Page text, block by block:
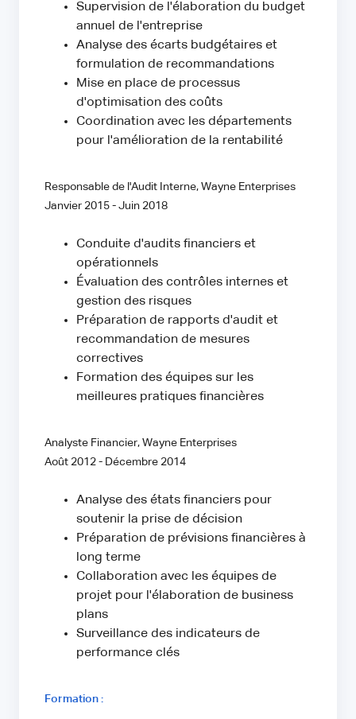
Supervision de l'élaboration du budget
annuel de l'entreprise
Analyse des écarts budgétaires et
formulation de recommandations
Mise en place de processus
d'optimisation des coûts
Coordination avec les départements
pour l'amélioration de la rentabilité
Responsable de l'Audit Interne, Wayne Enterprises
Janvier 2015 - Juin 2018
Conduite d'audits financiers et
opérationnels
Évaluation des contrôles internes et
gestion des risques
Préparation de rapports d'audit et
recommandation de mesures
correctives
Formation des équipes sur les
meilleures pratiques financières
Analyste Financier, Wayne Enterprises
Août 2012 - Décembre 2014
Analyse des états financiers pour
soutenir la prise de décision
Préparation de prévisions financières à
long terme
Collaboration avec les équipes de
projet pour l'élaboration de business
plans
Surveillance des indicateurs de
performance clés
Formation :